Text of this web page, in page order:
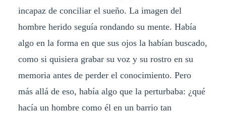
incapaz de conciliar el sueño. La imagen del
hombre herido seguía rondando su mente. Había
algo en la forma en que sus ojos la habían buscado,
como si quisiera grabar su voz y su rostro en su
memoria antes de perder el conocimiento. Pero
más allá de eso, había algo que la perturbaba: ¿qué
hacía un hombre como él en un barrio tan